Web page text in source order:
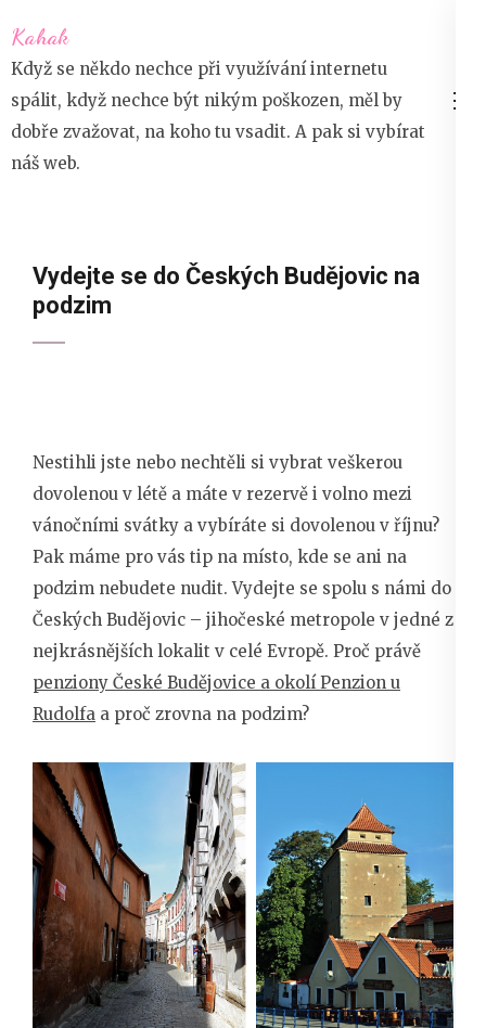
na
obsah
(stiskněte
Enter)
Kahak
Když se někdo nechce při využívání internetu
spálit, když nechce být nikým poškozen, měl by
dobře zvažovat, na koho tu vsadit. A pak si vybírat
náš web.
Vydejte se do Českých Budějovic na
podzim
Nestihli jste nebo nechtěli si vybrat veškerou
dovolenou v létě a máte v rezervě i volno mezi
vánočními svátky a vybíráte si dovolenou v říjnu?
Pak máme pro vás tip na místo, kde se ani na
podzim nebudete nudit. Vydejte se spolu s námi do
Českých Budějovic – jihočeské metropole v jedné z
nejkrásnějších lokalit v celé Evropě. Proč právě
penziony České Budějovice a okolí Penzion u
Rudolfa a proč zrovna na podzim?